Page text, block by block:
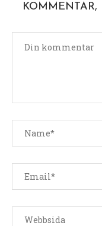
KOMMENTAR,